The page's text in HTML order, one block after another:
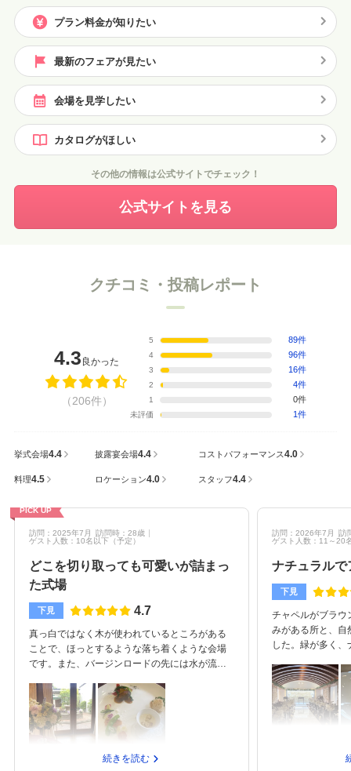
プラン料金が知りたい
最新のフェアが見たい
会場を見学したい
カタログがほしい
その他の情報は公式サイトでチェック！
公式サイトを見る
クチコミ・投稿レポート
4.3 良かった
（206件）
5 89件
4 96件
3 16件
2 4件
1 0件
未評価 1件
挙式会場4.4 披露宴会場4.4 コストパフォーマンス4.0
料理4.5 ロケーション4.0 スタッフ4.4
PICK UP
訪問：2025年7月
訪問時：28歳
ゲスト人数：10名以下 （予定）
どこを切り取っても可愛いが詰まっ
た式場
下見 4.7
真っ白ではなく木が使われているところがある
ことで、ほっとするような落ち着くような会場
です。また、バージンロードの先には水が流れ
します。大きな窓から素敵なガーデンが見え、
どこを切り取っても映えます。また、オープン
キッチンなので参列者に料理を楽しんでもらえ
そうなのも良いポイントです。予算内に納めて
いただきました。hpから予約したこともあり、
続きを読む
訪問：2026年7月
訪
ゲスト人数：11～20
ナチュラルで
下見
チャペルがブラウ
みがある所と、自
した。緑が多く
すぐ提供してもら
少人数での挙式・
ろ想定予算よりは
こまで上がるかで
親族が遠方から